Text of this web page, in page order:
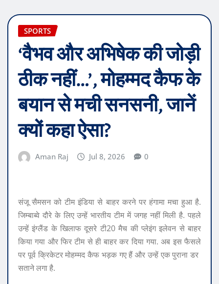
SPORTS
‘वैभव और अभिषेक की जोड़ी
ठीक नहीं…’, मोहम्मद कैफ के
बयान से मची सनसनी, जानें
क्यों कहा ऐसा?
Aman Raj Jul 8, 2026 0
संजू सैमसन को टीम इंडिया से बाहर करने पर हंगामा मचा हुआ है.
जिम्बाब्वे दौरे के लिए उन्हें भारतीय टीम में जगह नहीं मिली है. पहले
उन्हें इंग्लैंड के खिलाफ दूसरे टी20 मैच की प्लेइंग इलेवन से बाहर
किया गया और फिर टीम से ही बाहर कर दिया गया. अब इस फैसले
पर पूर्व क्रिकेटर मोहम्मद कैफ भड़क गए हैं और उन्हें एक पुराना डर ​​
सताने लगा है.